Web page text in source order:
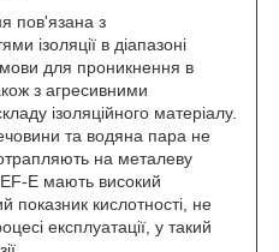
пов'язана з
ізоляції в діапазоні
для проникнення в
з агресивними
ізоляційного матеріалу.
та водяна пара не
на металеву
E мають високий
показник кислотності, не
експлуатації, у такий